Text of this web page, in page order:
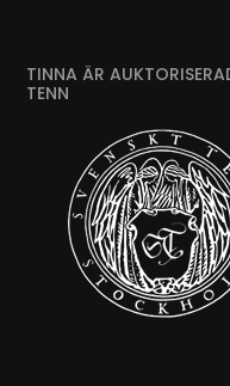
TINNA ÄR
TENN